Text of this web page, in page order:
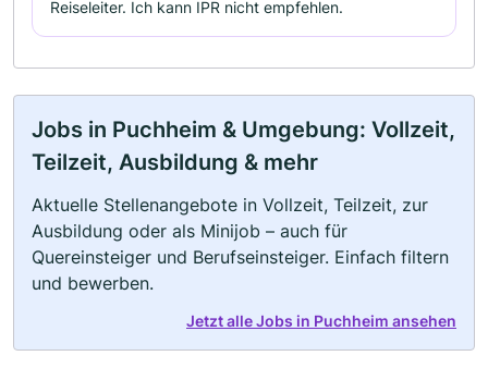
Reiseleiter. Ich kann IPR nicht empfehlen.
Jobs in Puchheim & Umgebung: Vollzeit,
Teilzeit, Ausbildung & mehr
Aktuelle Stellenangebote in Vollzeit, Teilzeit, zur
Ausbildung oder als Minijob – auch für
Quereinsteiger und Berufseinsteiger. Einfach filtern
und bewerben.
Jetzt alle Jobs in Puchheim ansehen